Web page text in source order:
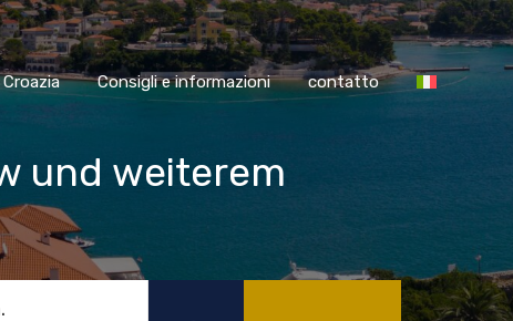
Croazia Consigli e informazioni contatto
Consigli e informazioni contatto
und weiterem